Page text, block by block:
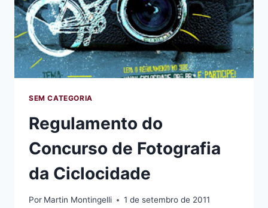
SEM CATEGORIA
Regulamento do
Concurso de Fotografia
da Ciclocidade
Por Martin Montingelli 1 de setembro de 2011